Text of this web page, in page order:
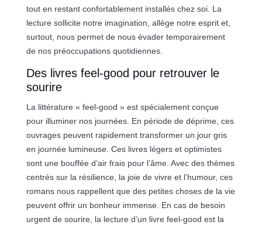
tout en restant confortablement installés chez soi. La
lecture sollicite notre imagination, allège notre esprit et,
surtout, nous permet de nous évader temporairement
de nos préoccupations quotidiennes.
Des livres feel-good pour retrouver le
sourire
La littérature « feel-good » est spécialement conçue
pour illuminer nos journées. En période de déprime, ces
ouvrages peuvent rapidement transformer un jour gris
en journée lumineuse. Ces livres légers et optimistes
sont une bouffée d’air frais pour l’âme. Avec des thèmes
centrés sur la résilience, la joie de vivre et l’humour, ces
romans nous rappellent que des petites choses de la vie
peuvent offrir un bonheur immense. En cas de besoin
urgent de sourire, la lecture d’un livre feel-good est la